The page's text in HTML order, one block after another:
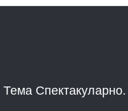
Тема